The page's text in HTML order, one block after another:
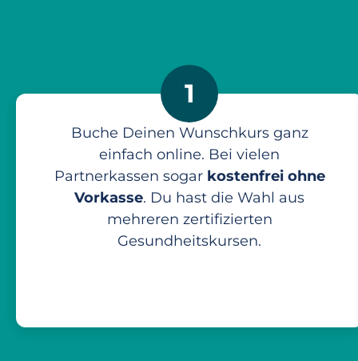
1
Buche Deinen Wunschkurs ganz
einfach online. Bei vielen
Partnerkassen sogar kostenfrei ohne
Vorkasse. Du hast die Wahl aus
mehreren zertifizierten
Gesundheitskursen.